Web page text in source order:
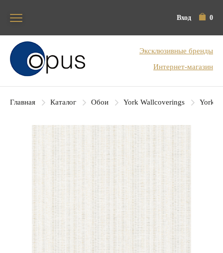
Вход 0
Блок поиска
Эксклюзивные бренды
Интернет-магазин
Главная Каталог Обои York Wallcoverings York